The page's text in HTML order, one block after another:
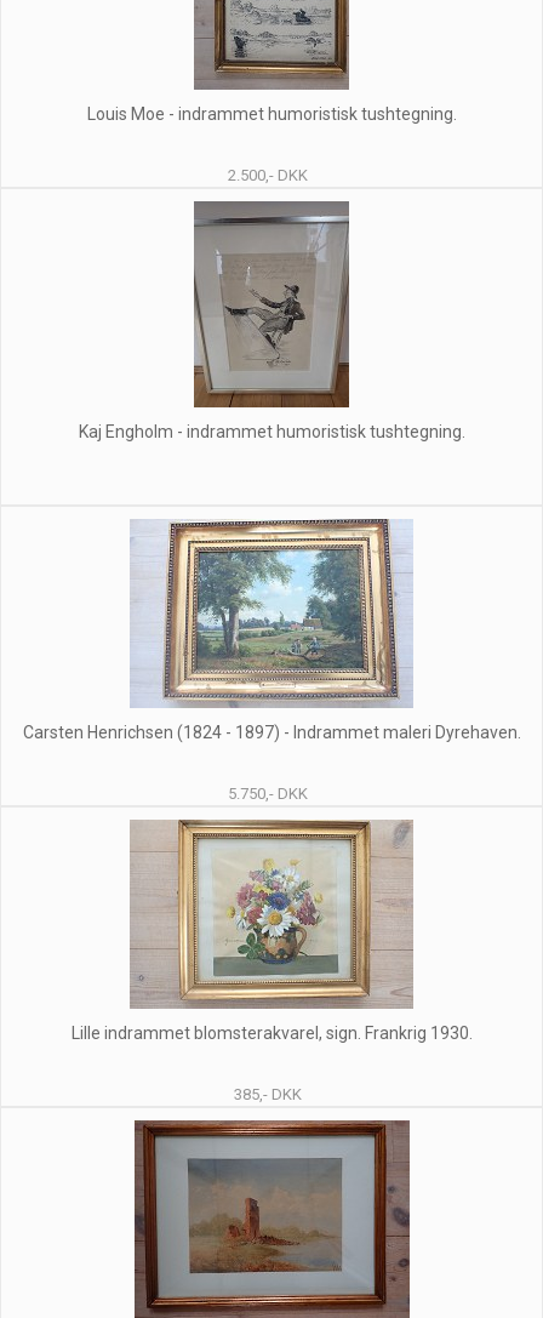
Louis Moe - indrammet humoristisk tushtegning.
2.500,- DKK
Kaj Engholm - indrammet humoristisk tushtegning.
Carsten Henrichsen (1824 - 1897) - Indrammet maleri Dyrehaven.
5.750,- DKK
Lille indrammet blomsterakvarel, sign. Frankrig 1930.
385,- DKK